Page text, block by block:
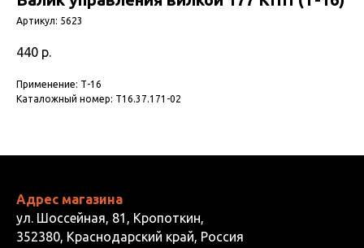
Артикул: 5623
440 р.
Применение: Т-16
Каталожный номер: Т16.37.171-02
Адрес магазина
ул. Шоссейная, 81, Кропоткин,
352380, Краснодарский край, Россия